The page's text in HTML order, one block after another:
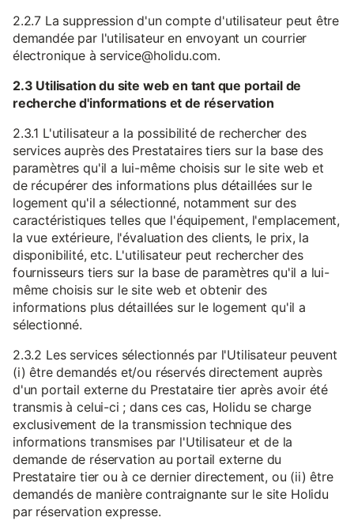
2.2.7 La suppression d'un compte d'utilisateur peut être
demandée par l'utilisateur en envoyant un courrier
électronique à service@holidu.com.
2.3 Utilisation du site web en tant que portail de
recherche d'informations et de réservation
2.3.1 L'utilisateur a la possibilité de rechercher des
services auprès des Prestataires tiers sur la base des
paramètres qu'il a lui-même choisis sur le site web et
de récupérer des informations plus détaillées sur le
logement qu'il a sélectionné, notamment sur des
caractéristiques telles que l'équipement, l'emplacement,
la vue extérieure, l'évaluation des clients, le prix, la
disponibilité, etc. L'utilisateur peut rechercher des
fournisseurs tiers sur la base de paramètres qu'il a lui-
même choisis sur le site web et obtenir des
informations plus détaillées sur le logement qu'il a
sélectionné.
2.3.2 Les services sélectionnés par l'Utilisateur peuvent
(i) être demandés et/ou réservés directement auprès
d'un portail externe du Prestataire tier après avoir été
transmis à celui-ci ; dans ces cas, Holidu se charge
exclusivement de la transmission technique des
informations transmises par l'Utilisateur et de la
demande de réservation au portail externe du
Prestataire tier ou à ce dernier directement, ou (ii) être
demandés de manière contraignante sur le site Holidu
par réservation expresse.